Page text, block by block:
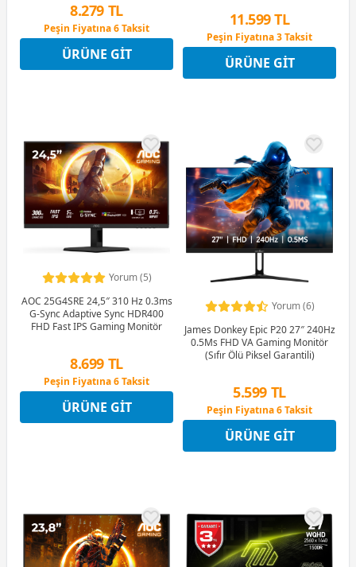
8.279 TL
Peşin Fiyatına 6 Taksit
12 Ay x 974 TL taksitle
Peşin Fiyatına 6 Taksit
ÜRÜNE GIT
11.599 TL
Peşin Fiyatına 3 Taksit
12 Ay x 1.364 TL taksitle
Peşin Fiyatına 3 Taksit
ÜRÜNE GIT
Yorum (5)
AOC 25G4SRE 24,5″ 310 Hz 0.3ms
G-Sync Adaptive Sync HDR400
FHD Fast IPS Gaming Monitör
8.699 TL
Peşin Fiyatına 6 Taksit
12 Ay x 1.023 TL taksitle
Peşin Fiyatına 6 Taksit
ÜRÜNE GIT
Yorum (6)
James Donkey Epic P20 27″ 240Hz
0.5Ms FHD VA Gaming Monitör
(Sıfır Ölü Piksel Garantili)
5.599 TL
Peşin Fiyatına 6 Taksit
12 Ay x 659 TL taksitle
Peşin Fiyatına 6 Taksit
ÜRÜNE GIT